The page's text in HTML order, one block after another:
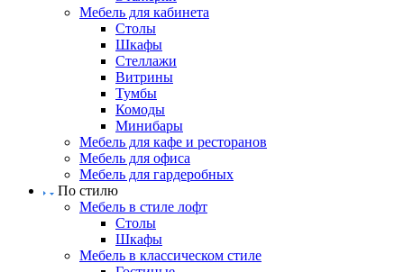
Мебель для кабинета
Столы
Шкафы
Стеллажи
Витрины
Тумбы
Комоды
Минибары
Мебель для кафе и ресторанов
Мебель для офиса
Мебель для гардеробных
По стилю
Мебель в стиле лофт
Столы
Шкафы
Мебель в классическом стиле